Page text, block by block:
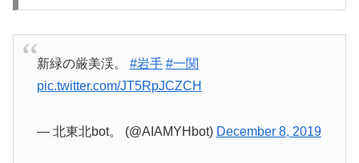
新緑の厳美渓。 #岩手 #一関
pic.twitter.com/JT5RpJCZCH
— 北東北bot。 (@AIAMYHbot) December 8, 2019